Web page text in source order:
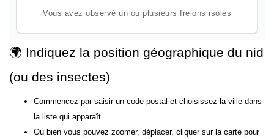
Vous avez observé un ou plusieurs frelons isolés
🌍 Indiquez la position géographique du nid
(ou des insectes)
Commencez par saisir un code postal et choisissez la ville dans
la liste qui apparaît.
Ou bien vous pouvez zoomer, déplacer, cliquer sur la carte pour